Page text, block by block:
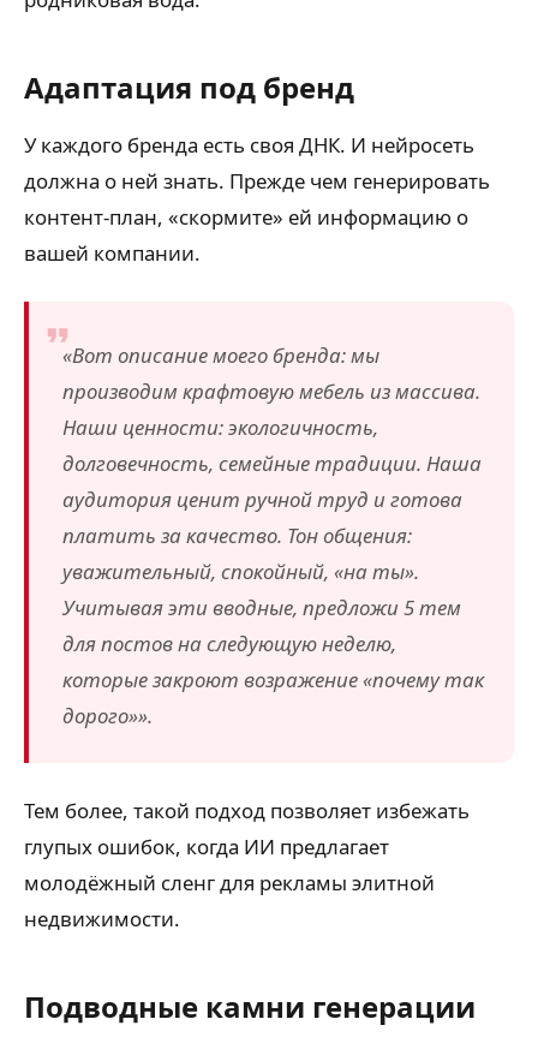
Адаптация под бренд
У каждого бренда есть своя ДНК. И нейросеть
должна о ней знать. Прежде чем генерировать
контент-план, «скормите» ей информацию о
вашей компании.
«Вот описание моего бренда: мы
производим крафтовую мебель из массива.
Наши ценности: экологичность,
долговечность, семейные традиции. Наша
аудитория ценит ручной труд и готова
платить за качество. Тон общения:
уважительный, спокойный, «на ты».
Учитывая эти вводные, предложи 5 тем
для постов на следующую неделю,
которые закроют возражение «почему так
дорого»».
Тем более, такой подход позволяет избежать
глупых ошибок, когда ИИ предлагает
молодёжный сленг для рекламы элитной
недвижимости.
Подводные камни генерации